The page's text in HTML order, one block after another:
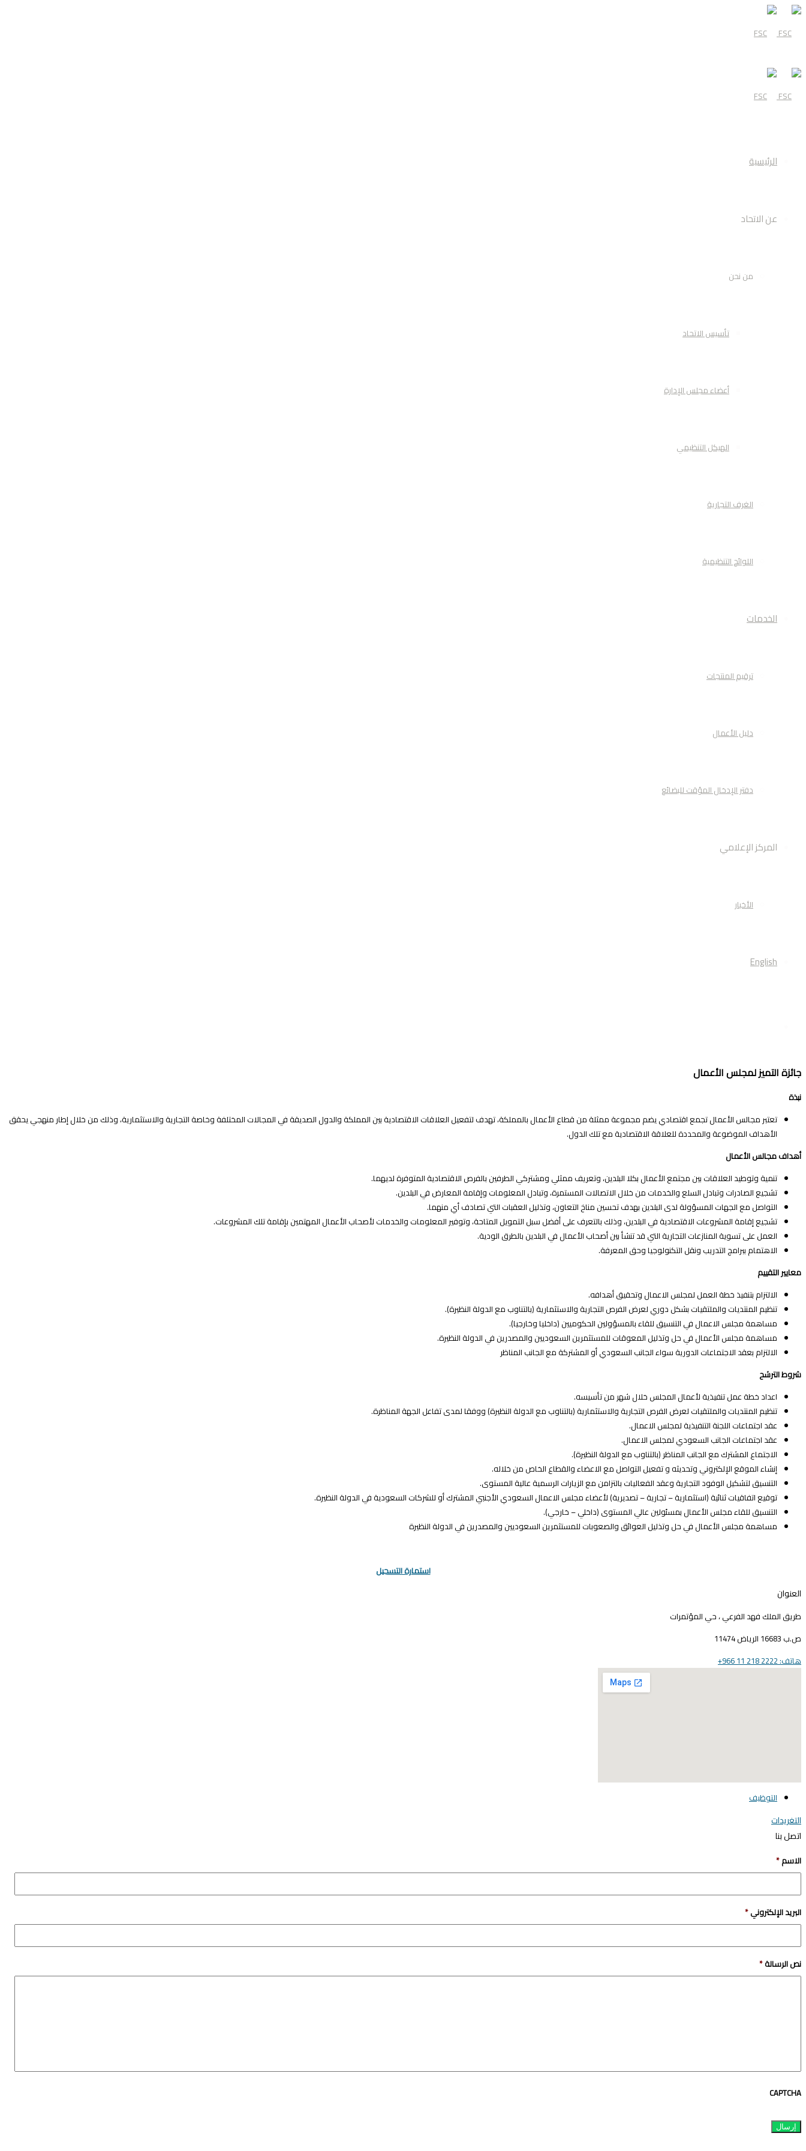
القائمة
الرئيسية
عن الاتحاد
من نحن
تأسيس الاتحاد
أعضاء مجلس الإدارة
الهيكل التنظيمي
الغرف التجارية
اللوائح التنظيمية
الخدمات
ترقيم المنتجات
دليل الأعمال
دفتر الإدخال المؤقت للبضائع
المركز الإعلامي
الأخبار
English
جائزة التميز لمجلس الأعمال
نبذة
تعتبر مجالس الأعمال تجمع اقتصادي يضم مجموعة ممثلة من قطاع الأعمال بالمملكة، تهدف لتفعيل العلاقات الاقتصادية بين المملكة والدول الصديقة في المجالات المختلفة وخاصة التجارية والاستثمارية، وذلك من خلال إطار منهجي يحقق
الأهداف الموضوعة والمحددة للعلاقة الاقتصادية مع تلك الدول.
أهداف مجالس الأعمال
تنمية وتوطيد العلاقات بين مجتمع الأعمال بكلا البلدين، وتعريف ممثلي ومشتركي الطرفين بالفرص الاقتصادية المتوفرة لديهما.
تشجيع الصادرات وتبادل السلع والخدمات من خلال الاتصالات المستمرة، وتبادل المعلومات وإقامة المعارض في البلدين.
التواصل مع الجهات المسؤولة لدى البلدين بهدف تحسين مناخ التعاون، وتذليل العقبات التي تصادف أي منهما.
تشجيع إقامة المشروعات الاقتصادية في البلدين، وذلك بالتعرف على أفضل سبل التمويل المتاحة، وتوفير المعلومات والخدمات لأصحاب الأعمال المهتمين بإقامة تلك المشروعات.
العمل على تسوية المنازعات التجارية التي قد تنشأ بين أصحاب الأعمال في البلدين بالطرق الودية.
الاهتمام ببرامج التدريب ونقل التكنولوجيا وحق المعرفة.
معايير التقييم
الالتزام بتنفيذ خطة العمل لمجلس الاعمال وتحقيق أهدافه.
تنظيم المنتديات والملتقيات بشكل دوري لعرض الفرص التجارية والاستثمارية (بالتناوب مع الدولة النظيرة).
مساهمة مجلس الاعمال في التنسيق للقاء بالمسؤولين الحكوميين (داخليا وخارجيا).
مساهمة مجلس الأعمال في حل وتذليل المعوقات للمستثمرين السعوديين والمصدرين في الدولة النظيرة.
الالتزام بعقد الاجتماعات الدورية سواء الجانب السعودي أو المشتركة مع الجانب المناظر
شروط الترشح
اعداد خطة عمل تنفيذية لأعمال المجلس خلال شهر من تأسيسه.
تنظيم المنتديات والملتقيات لعرض الفرص التجارية والاستثمارية (بالتناوب مع الدولة النظيرة) ووفقا لمدى تفاعل الجهة المناظرة.
عقد اجتماعات اللجنة التنفيذية لمجلس الاعمال.
عقد اجتماعات الجانب السعودي لمجلس الاعمال.
الاجتماع المشترك مع الجانب المناظر (بالتناوب مع الدولة النظيرة).
إنشاء الموقع الإلكتروني وتحديثه و تفعيل التواصل مع الاعضاء والقطاع الخاص من خلاله.
التنسيق لتشكيل الوفود التجارية وعقد الفعاليات بالتزامن مع الزيارات الرسمية عالية المستوى.
توقيع اتفاقيات ثنائية (استثمارية – تجارية – تصديرية) لأعضاء مجلس الاعمال السعودي الأجنبي المشترك أو للشركات السعودية في الدولة النظيرة.
التنسيق للقاء مجلس الأعمال بمسئولين عالي المستوى (داخلي – خارجي).
مساهمة مجلس الأعمال في حل وتذليل العوائق والصعوبات للمستثمرين السعوديين والمصدرين في الدولة النظيرة
استمارة التسجيل
العنوان
طريق الملك فهد الفرعي ، حي المؤتمرات
ص.ب 16683 الرياض 11474
هاتف: 2222 218 11 966+
elegant media icon set
التوظيف
التغريدات
اتصل بنا
الاسم *
البريد الإلكتروني *
نص الرسالة *
CAPTCHA